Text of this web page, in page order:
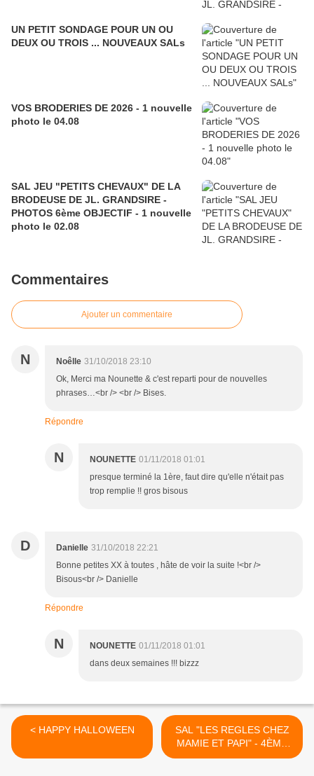
UN PETIT SONDAGE POUR UN OU
DEUX OU TROIS ... NOUVEAUX SALs
VOS BRODERIES DE 2026 - 1 nouvelle
photo le 04.08
SAL JEU "PETITS CHEVAUX" DE LA
BRODEUSE DE JL. GRANDSIRE -
PHOTOS 6ème OBJECTIF - 1 nouvelle
photo le 02.08
Commentaires
Ajouter un commentaire
N Noêlle 31/10/2018 23:10
Ok, Merci ma Nounette & c'est reparti pour de nouvelles
phrases…<br /> <br /> Bises.
Répondre
N NOUNETTE 01/11/2018 01:01
presque terminé la 1ère, faut dire qu'elle n'était pas
trop remplie !! gros bisous
D Danielle 31/10/2018 22:21
Bonne petites XX à toutes , hâte de voir la suite !<br />
Bisous<br /> Danielle
Répondre
N NOUNETTE 01/11/2018 01:01
dans deux semaines !!! bizzz
< HAPPY HALLOWEEN
SAL "LES REGLES CHEZ
MAMIE ET PAPI" - 4ÈME
OBJECTIF TERMINÉ >